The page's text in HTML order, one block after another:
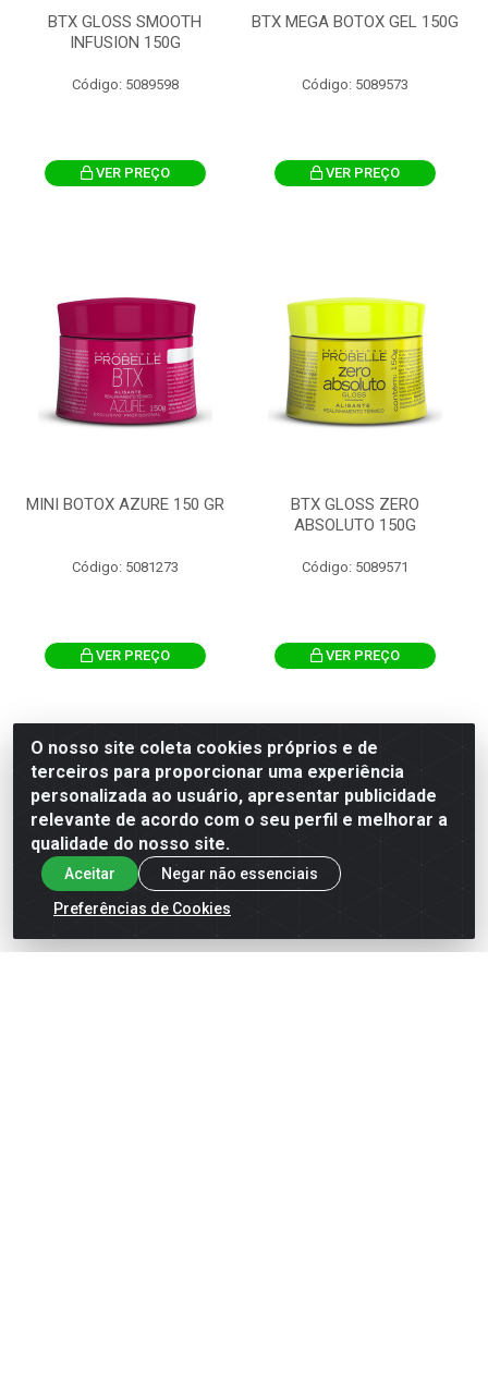
BTX GLOSS SMOOTH
INFUSION 150G
Código: 5089598
VER PREÇO
BTX MEGA BOTOX GEL 150G
Código: 5089573
VER PREÇO
MINI BOTOX AZURE 150 GR
Código: 5081273
VER PREÇO
BTX GLOSS ZERO
ABSOLUTO 150G
Código: 5089571
VER PREÇO
O nosso site coleta cookies próprios e de
terceiros para proporcionar uma experiência
personalizada ao usuário, apresentar publicidade
relevante de acordo com o seu perfil e melhorar a
qualidade do nosso site.
Aceitar
Negar não essenciais
Preferências de Cookies